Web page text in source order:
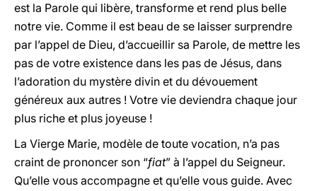
est la Parole qui libère, transforme et rend plus belle
notre vie. Comme il est beau de se laisser surprendre
par l’appel de Dieu, d’accueillir sa Parole, de mettre les
pas de votre existence dans les pas de Jésus, dans
l’adoration du mystère divin et du dévouement
généreux aux autres ! Votre vie deviendra chaque jour
plus riche et plus joyeuse !
La Vierge Marie, modèle de toute vocation, n’a pas
craint de prononcer son “fiat” à l’appel du Seigneur.
Qu’elle vous accompagne et qu’elle vous guide. Avec